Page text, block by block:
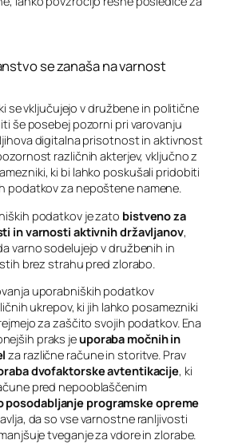
se zanaša na varnost
se vključujejo v družbene in politične
še posebej pozorni pri varovanju
digitalna prisotnost in aktivnost
različnih akterjev, vključno z
ki bi lahko poskušali pridobiti
podatkov za nepoštene namene.
podatkov je zato bistveno za
in varnosti aktivnih državljanov,
varno sodelujejo v družbenih in
brez strahu pred zlorabo.
uporabniških podatkov
ukrepov, ki jih lahko posamezniki
za zaščito svojih podatkov. Ena
praks jeuporaba močnih in
za različne račune in storitve. Prav
dvofaktorske avtentikacije, ki
pred nepooblaščenim
posodabljanje programske opreme
da so vse varnostne ranljivosti
tveganje za vdore in zlorabe.